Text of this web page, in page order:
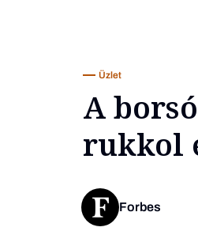
Üzlet
A
rukkol
Forbes